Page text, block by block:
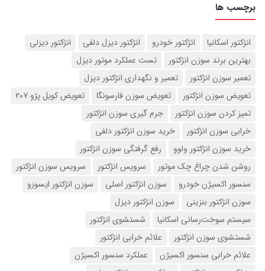
برچسب ها
انژکتور اسکانیا انژکتور خودرو انژکتور دیزل دلفی
انژکتور دیزلی
بهترین برند سوزن انژکتور
تست عملکرد موتور دیزل
تعمیر سوزن انژکتور
تعمیر و نگهداری انژکتور دیزل
تعویض سوزن انژکتور
تعویض سوزن فارسونگا
تعویض کویل پژو ۲۰۷
تمیز کردن سوزن انژکتور
جرم گیری سوزن انژکتور
خرابی سوزن انژکتور
خرید سوزن انژکتور دلفی
خرید سوزن انژکتور ولوو
رفع گرفتگی سوزن انژکتور
روشن شدن چراغ چک موتور
سرویس انژکتور
سرویس سوزن انژکتور
سنسور اکسیژن خودرو
سوزن انژکتور اصلی
سوزن انژکتور ایسوزو
سوزن انژکتور بنزینی
سوزن انژکتور دیزل
سیستم سوخت‌رسانی اسکانیا
شستشوی انژکتور
شستشوی سوزن انژکتور
علائم خرابی انژکتور
علائم خرابی سنسور اکسیژن
عملکرد سنسور اکسیژن